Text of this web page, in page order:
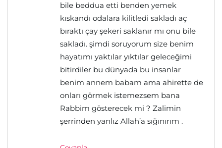
bile beddua etti benden yemek
kıskandı odalara kilitledi sakladı aç
bıraktı çay şekeri saklanır mı onu bile
sakladı. şimdi soruyorum size benim
hayatımı yaktılar yıktılar geleceğimi
bitirdiler bu dünyada bu insanlar
benim annem babam ama ahirette de
onları görmek istemezsem bana
Rabbim gösterecek mi ? Zalimin
şerrinden yanlız Allah’a sığınırım .